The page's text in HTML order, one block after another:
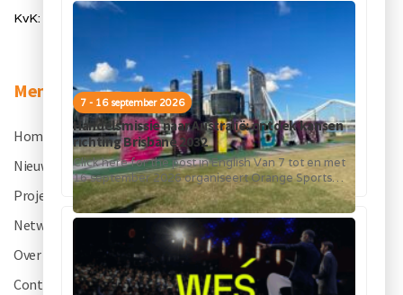
7 - 16 september 2026
Handelsmissie naar Australië: ontdek kansen
richting Brisbane 2032
Click here for the post in English Van 7 tot en met
16 september 2026 organiseert Orange Sports
Forum in...
KvK: 50334905
Menu
Home
Nieuws
Projecten
Netwerk
Over OSF
Contact